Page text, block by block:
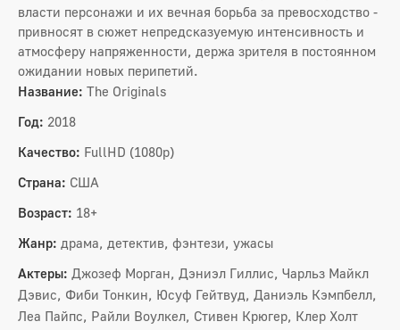
власти персонажи и их вечная борьба за превосходство -
привносят в сюжет непредсказуемую интенсивность и
атмосферу напряженности, держа зрителя в постоянном
ожидании новых перипетий.
Название: The Originals
Год: 2018
Качество: FullHD (1080p)
Страна: США
Возраст: 18+
Жанр: драма, детектив, фэнтези, ужасы
Актеры: Джозеф Морган, Дэниэл Гиллис, Чарльз Майкл
Дэвис, Фиби Тонкин, Юсуф Гейтвуд, Даниэль Кэмпбелл,
Леа Пайпс, Райли Воулкел, Стивен Крюгер, Клер Холт